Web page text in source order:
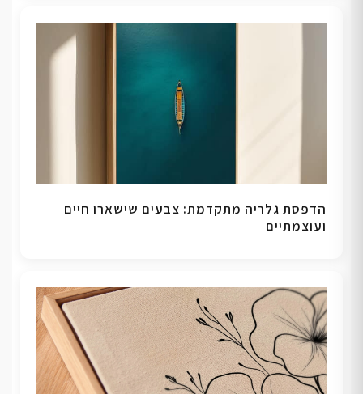
הדפסת גלריה מתקדמת: צבעים שישארו חיים
ועוצמתיים